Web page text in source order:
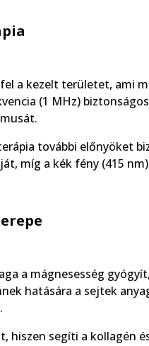
a kezelt területet, ami
(1 MHz)
további előnyöket
míg a kék fény (415
a mágnesesség
hatására a sejtek
hiszen segíti a kollagén